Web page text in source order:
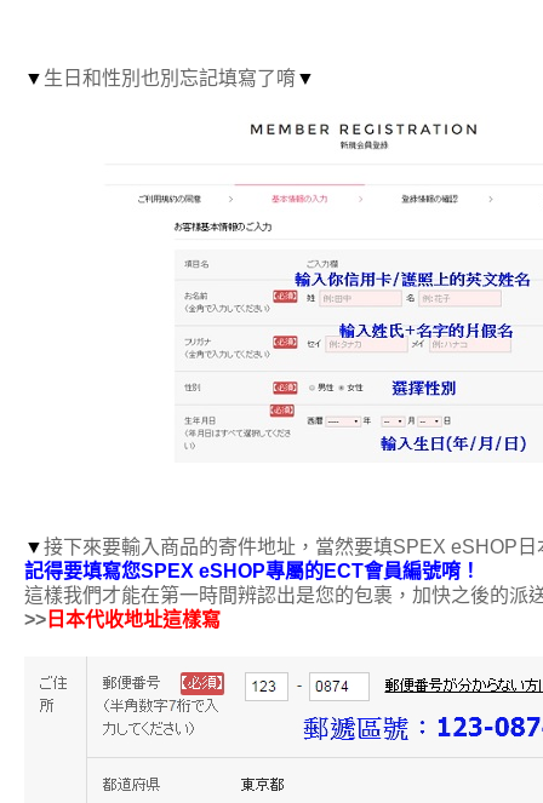
▼ 生日和性別也別忘記填寫了唷▼
▼接下來要輸入商品的寄件地址，當然要填SPEX eSHOP
記得要填寫您SPEX eSHOP專屬的ECT會員編號唷！
這樣我們才能在第一時間辨認出是您的包裹，加快之後的派
>> 日本代收地址這樣寫